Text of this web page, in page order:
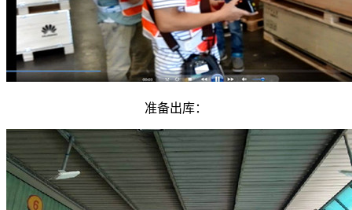
准备出库：